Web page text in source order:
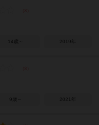
14歳～ 2019年
9歳～ 2021年